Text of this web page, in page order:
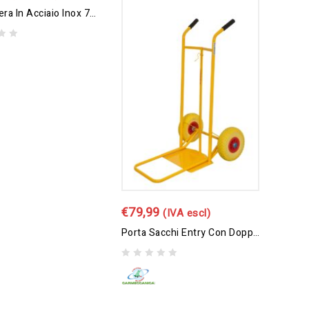
Pattumiera In Acciaio Inox 70 Lt
€79,99 (IVA escl)
Porta Sacchi Entry Con Doppia Pedana
out